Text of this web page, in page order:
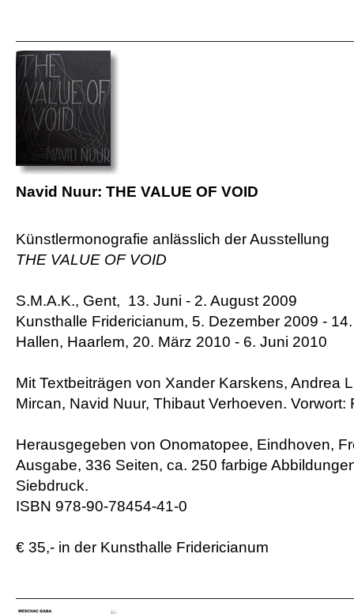
Navid Nuur: THE VALUE OF VOID
Künstlermonografie anlässlich der Ausstellung
THE VALUE OF VOID
S.M.A.K., Gent, 13. Juni - 2. August 2009
Kunsthalle Fridericianum, 5. Dezember 2009 -
Hallen, Haarlem, 20. März 2010 - 6. Juni 2010
Mit Textbeiträgen von Xander Karskens, Andrea
Mircan, Navid Nuur, Thibaut Verhoeven. Vorwort:
Herausgegeben von Onomatopee, Eindhoven,
Ausgabe, 336 Seiten, ca. 250 farbige
Siebdruck.
ISBN 978-90-78454-41-0
€ 35,- in der Kunsthalle Fridericianum